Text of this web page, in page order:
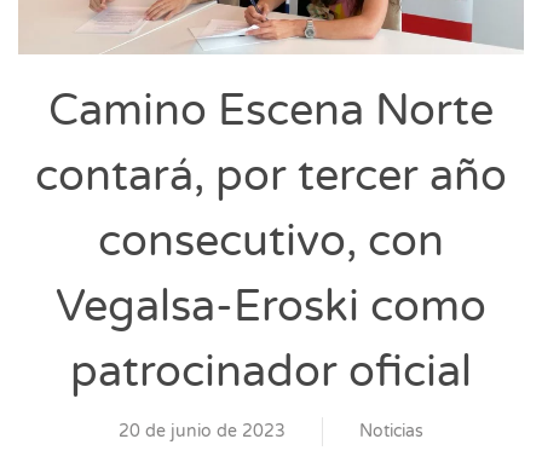
Camino Escena Norte
contará, por tercer año
consecutivo, con
Vegalsa-Eroski como
patrocinador oficial
20 de junio de 2023 Noticias